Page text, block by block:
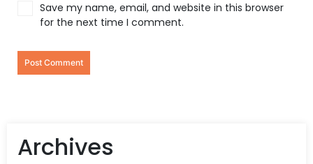
Save my name, email, and website in this browser
for the next time I comment.
Archives